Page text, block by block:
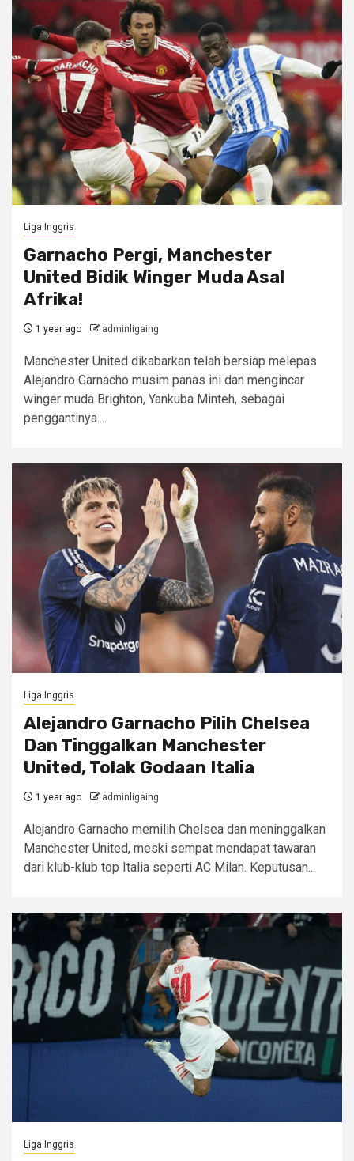
Liga Inggris
Garnacho Pergi, Manchester
United Bidik Winger Muda Asal
Afrika!
1 year ago adminligaing
Manchester United dikabarkan telah bersiap melepas
Alejandro Garnacho musim panas ini dan mengincar
winger muda Brighton, Yankuba Minteh, sebagai
penggantinya....
Liga Inggris
Alejandro Garnacho Pilih Chelsea
Dan Tinggalkan Manchester
United, Tolak Godaan Italia
1 year ago adminligaing
Alejandro Garnacho memilih Chelsea dan meninggalkan
Manchester United, meski sempat mendapat tawaran
dari klub-klub top Italia seperti AC Milan. Keputusan...
Liga Inggris